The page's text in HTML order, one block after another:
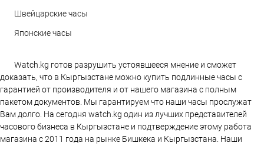
Швейцарские часы
Японские часы
Watch.kg готов разрушить устоявшееся мнение и сможет
доказать, что в Кыргызстане можно купить подлинные часы с
гарантией от производителя и от нашего магазина с полным
пакетом документов. Мы гарантируем что наши часы прослужат
Вам долго. На сегодня watch.kg один из лучших представителей
часового бизнеса в Кыргызстане и подтверждение этому работа
магазина c 2011 года на рынке Бишкека и Кыргызстана. Наши